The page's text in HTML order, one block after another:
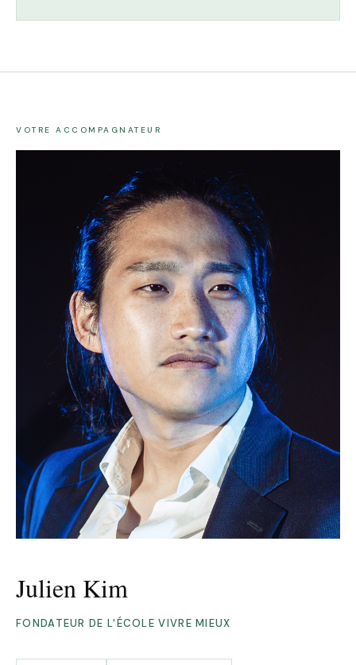
VOTRE ACCOMPAGNATEUR
Julien Kim
FONDATEUR DE L'ÉCOLE VIVRE MIEUX